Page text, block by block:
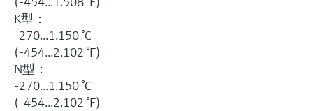
K型：
-270...1.150 °C
(-454...2.102 °F)
N型：
-270...1.150 °C
(-454...2.102 °F)